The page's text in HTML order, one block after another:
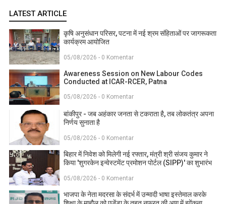
LATEST ARTICLE
कृषि अनुसंधान परिसर, पटना में नई श्रम संहिताओं पर जागरूकता
कार्यक्रम आयोजित
05/08/2026 - 0 Komentar
Awareness Session on New Labour Codes
Conducted at ICAR-RCER, Patna
05/08/2026 - 0 Komentar
बांकीपुर - जब अहंकार जनता से टकराता है, तब लोकतंत्र अपना
निर्णय सुनाता है
05/08/2026 - 0 Komentar
बिहार में निवेश को मिलेगी नई रफ्तार, मंत्री श्री संजय कुमार ने
किया 'शुगरकेन इन्वेस्टमेंट प्रमोशन पोर्टल (SIPP)' का शुभारंभ
05/08/2026 - 0 Komentar
भाजपा के नेता मदरसा के संदर्भ में उन्मादी भाषा इस्तेमाल करके